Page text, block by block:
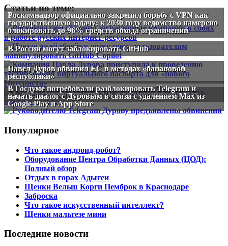
Статьи по теме:
Роскомнадзор официально закрепил борьбу с VPN как
государственную задачу: к 2030 году ведомство намерено
блокировать до 96% средств обхода ограничений
В России могут заблокировать GitHub
Павел Дуров обвинил ЕС в методах «банановой
республики»
ЕС ввёл санкции против VK и госмессенджера Max
В Госдуме потребовали разблокировать Telegram и
начать диалог с Дуровым в связи с удалением Мах из
Google Play и App Store
Популярное
Что такое андроид-робот?
Оборудование Центра Обработки Данных (ЦОД):
Полный обзор
Отдых в горах Адыгеи
Щенки Вельш Корги Пемброк в Краснодаре
Заброска
Что такое искусственный интеллект?
Щенки мальтезе мини
Последние новости